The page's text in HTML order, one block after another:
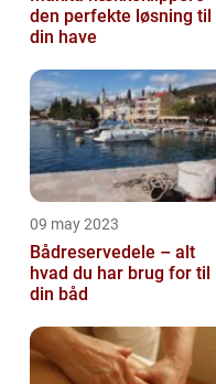
den perfekte løsning til
din have
09 may 2023
Bådreservedele – alt
hvad du har brug for til
din båd